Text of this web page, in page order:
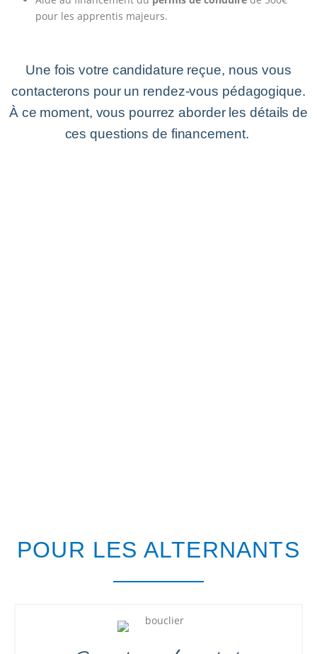
pour les apprentis majeurs.
Une fois votre candidature reçue, nous vous
contacterons pour un rendez-vous pédagogique.
À ce moment, vous pourrez aborder les détails de
ces questions de financement.
POUR LES ALTERNANTS